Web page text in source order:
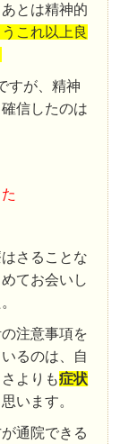
とは精神的
うこれ以上良
すが、精神
信したのは
さることな
てお会いし
注意事項を
るのは、自
よりも症状
います。
通院できる